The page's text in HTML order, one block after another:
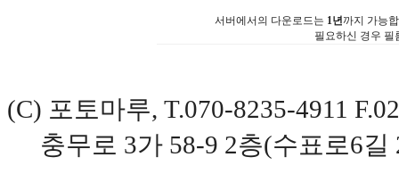
서버에서의 다운로드는 1년까지 가능
필요하신 경우 필
(C) 포토마루, T.070-8235-4911
충무로 3가 58-9 2층(수표로6